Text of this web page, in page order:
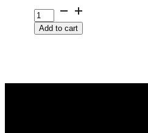
175/65
R
14Add to cart